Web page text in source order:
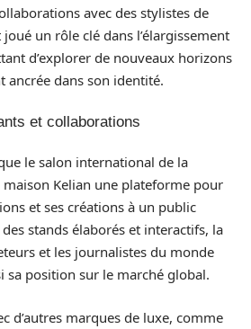
avec des stylistes de
un rôle clé dans l’élargissement
d’explorer de nouveaux horizons
ancrée dans son identité.
et collaborations
le salon international de la
Kelian une plateforme pour
et ses créations à un public
stands élaborés et interactifs, la
et les journalistes du monde
sa position sur le marché global.
d’autres marques de luxe, comme